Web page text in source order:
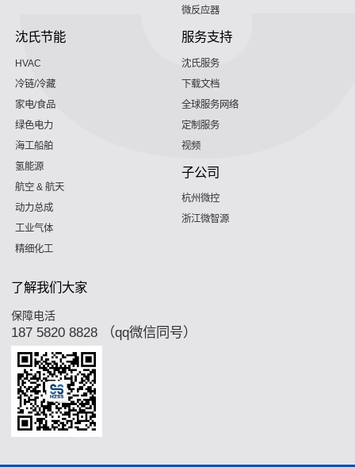
微反应器
沈氏节能
HVAC
冷链/冷藏
家电/食品
绿色电力
海工船舶
氢能源
航空 & 航天
动力总成
工业气体
精细化工
服务支持
沈氏服务
下载文档
全球服务网络
定制服务
视频
子公司
杭州微控
浙江微智源
了解我们大家
保障电活
187 5820 8828 （qq微信同号）